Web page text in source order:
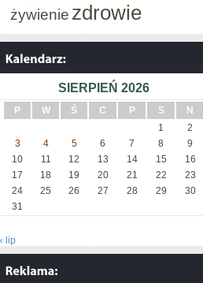
żywienie zdrowie
SIERPIEŃ 2026
P W Ś C P S
N
1
2
3
4 5 6 7 8
9
10
11 12 13 14 15
16
17
18 19 20 21 22
23
24
25 26 27 28 29
30
31
lip